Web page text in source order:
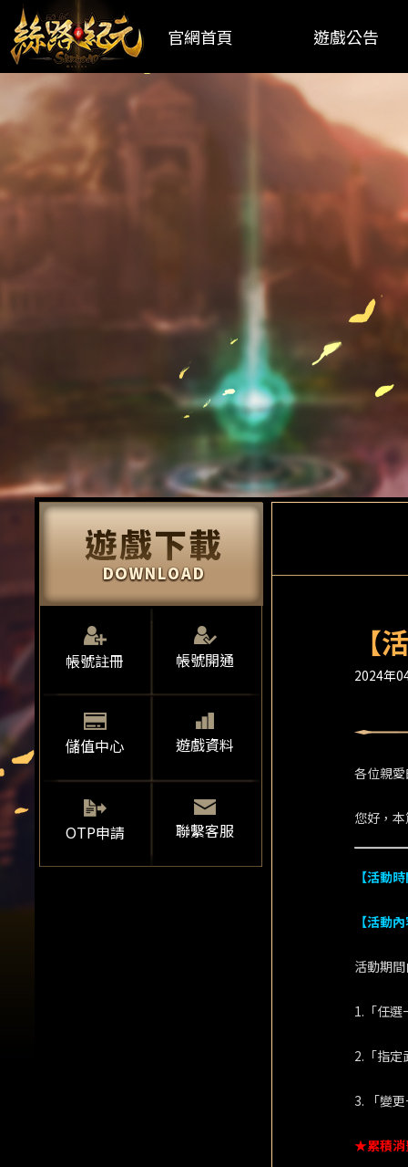
官網首頁 遊戲公告
帳號註冊 帳號開通
儲值中心 遊戲資料
OTP申請 聯繫客服
【
2024年
各位親
您好，
【活動
【活動
活動期
1.「任
2.「指定
3. 「變
★累積消